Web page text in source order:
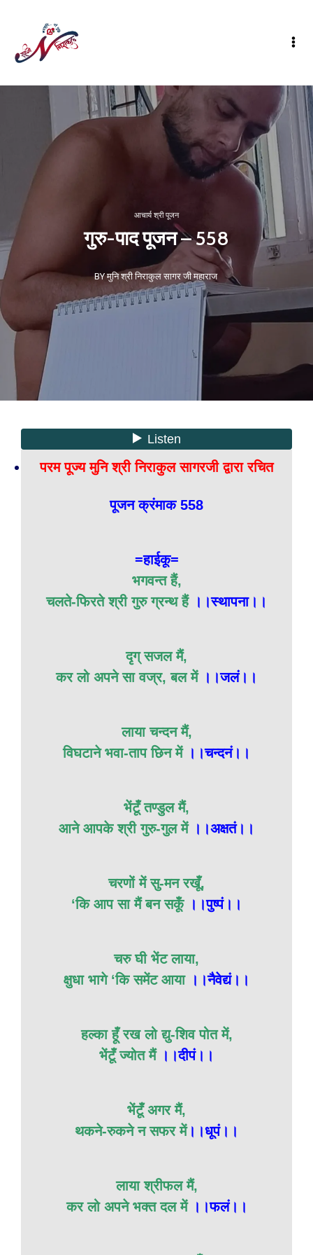
आचार्य श्री पूजन
गुरु-पाद पूजन – 558
BY मुनि श्री निराकुल सागर जी महाराज
परम पूज्य मुनि श्री निराकुल सागरजी द्वारा रचित
पूजन क्रंमाक 558
=हाईकू=
भगवन्त हैं,
चलते-फिरते श्री गुरु ग्रन्थ हैं।।स्थापना।।
दृग् सजल मैं,
कर लो अपने सा वज्र, बल में।।जलं।।
लाया चन्दन मैं,
विघटाने भवा-ताप छिन में ।।चन्दनं।।
भेंटूँ तण्डुल मैं,
आने आपके श्री गुरु-गुल में ।।अक्षतं।।
चरणों में सु-मन रखूँ,
‘कि आप सा मैं बन सकूँ।।पुष्पं।।
चरु घी भेंट लाया,
क्षुधा भागे ‘कि समेंट आया ।।नैवेद्यं।।
हल्का हूँ रख लो द्यु-शिव पोत में,
भेंटूँ ज्योत मैं ।।दीपं।।
भेंटूँ अगर मैं,
थकने-रुकने न सफर में।।धूपं।।
लाया श्रीफल मैं,
कर लो अपने भक्त दल में ।।फलं।।